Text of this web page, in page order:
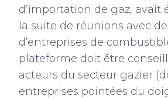
d’importation de gaz, avait
la suite de réunions avec
d’entreprises de
plateforme doit être
acteurs du secteur gazier
entreprises pointées du